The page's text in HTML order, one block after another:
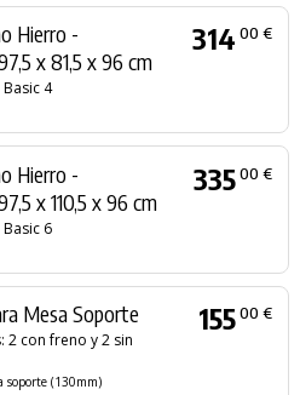
Hierro -
x 81,5 x 96 cm
4
314 00 €
Hierro -
x 110,5 x 96 cm
6
33500 €
Mesa Soporte
2 con freno y 2 sin
soporte (130mm)
15500 €